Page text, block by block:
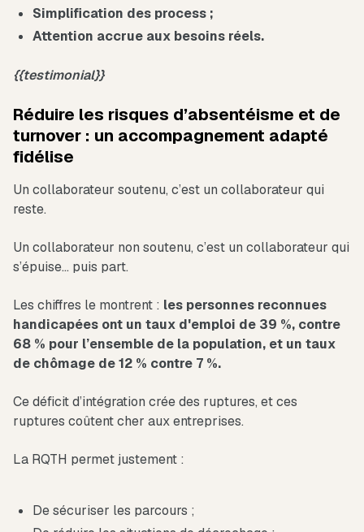
Simplification des process ;
Attention accrue aux besoins réels.
{{testimonial}}
Réduire les risques d’absentéisme et de
turnover : un accompagnement adapté
fidélise
Un collaborateur soutenu, c’est un collaborateur qui
reste.
Un collaborateur non soutenu, c’est un collaborateur qui
s’épuise… puis part.
Les chiffres le montrent : les personnes reconnues
handicapées ont un taux d'emploi de 39 %, contre
68 % pour l’ensemble de la population, et un taux
de chômage de 12 % contre 7 %.
Ce déficit d’intégration crée des ruptures, et ces
ruptures coûtent cher aux entreprises.
La RQTH permet justement :
De sécuriser les parcours ;